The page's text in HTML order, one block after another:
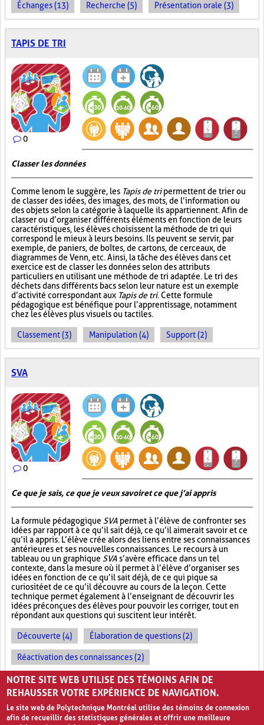
Échanges (13) Recherche (5) Présentation orale (3)
TAPIS DE TRI
0
Classer les données
Comme le nom le suggère, les Tapis de tripermettent de trier ou
de classer des idées, des images, des mots, de l’information ou
des objets selon la catégorie à laquelle ils appartiennent. Afin de
classer ou d’organiser différents éléments en fonction de leurs
caractéristiques, les élèves choisissent la méthode de tri qui
correspond le mieux à leurs besoins. Ils peuvent se servir, par
exemple, de paniers, de boîtes, de cartons, de cerceaux, de
diagrammes de Venn, etc. Ainsi, la tâche des élèves dans cet
exercice est de classer les données selon des attributs
particuliers en utilisant une méthode de tri adaptée. Le tri des
déchets dans différents bacs selon leur nature est un exemple
d’activité correspondant aux Tapis de tri. Cette formule
pédagogique est bénéfique pour l’apprentissage, notamment
chez les élèves plus visuels ou tactiles.
Classement (3) Manipulation (4) Support (2)
SVA
0
Ce que je sais, ce que je veux savoir et ce que j’ai appris
La formule pédagogique SVA permet à l’élève de confronter ses
idées par rapport à ce qu’il sait déjà, ce qu’il aimerait savoir et ce
qu’il a appris. L’élève crée alors des liens entre ses connaissances
antérieures et ses nouvelles connaissances. Le recours à un
tableau ou un graphique SVA s’avère efficace dans un tel
contexte, dans la mesure où il permet à l’élève d’organiser ses
idées en fonction de ce qu’il sait déjà, de ce qui pique sa
curiosité et de ce qu’il découvre au cours de la leçon. Cette
technique permet également à l’enseignant de découvrir les
idées préconçues des élèves pour pouvoir les corriger, tout en
répondant aux questions qui suscitent leur intérêt.
Découverte (4) Élaboration de questions (2)
Réactivation des connaissances (2)
Évolution des apprentissages (2)
NOTRE SITE WEB UTILISE DES TÉMOINS AFIN DE
REHAUSSER VOTRE EXPÉRIENCE DE NAVIGATION.
Le site web de Polytechnique Montréal utilise des témoins de connexion
afin de recueillir des statistiques générales et offrir une meilleure